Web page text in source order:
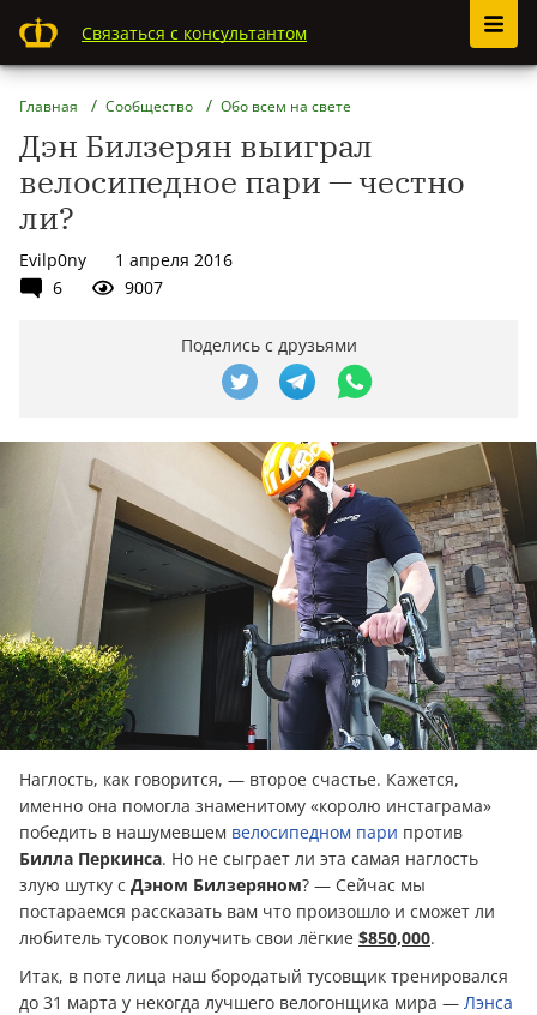
Связаться с консультантом
Главная Сообщество Обо всем на свете
Дэн Билзерян выиграл
велосипедное пари — честно
ли?
Evilp0ny
1 апреля 2016
6
9007
Поделись с друзьями
Наглость, как говорится, — второе счастье. Кажется,
именно она помогла знаменитому «королю инстаграма»
победить в нашумевшем велосипедном пари против
Билла Перкинса. Но не сыграет ли эта самая наглость
злую шутку с Дэном Билзеряном? — Сейчас мы
постараемся рассказать вам что произошло и сможет ли
любитель тусовок получить свои лёгкие $850,000.
Итак, в поте лица наш бородатый тусовщик тренировался
до 31 марта у некогда лучшего велогонщика мира — Лэнса